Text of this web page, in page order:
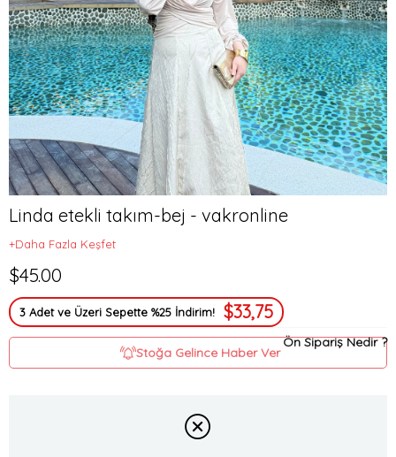
Linda etekli takım-bej - vakronline
+Daha Fazla Keşfet
$45.00
3 Adet ve Üzeri Sepette %25 İndirim! $33,75
Ön Sipariş Nedir ?
Stoğa Gelince Haber Ver